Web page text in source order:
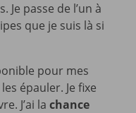
passe de l’un à
que je suis là si
pour mes
épauler. Je fixe
J’ai la chance